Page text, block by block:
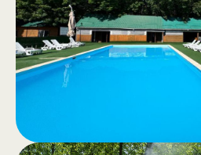
Прогулки верхом
конные экскурсии
лесу — подлинный
природе.